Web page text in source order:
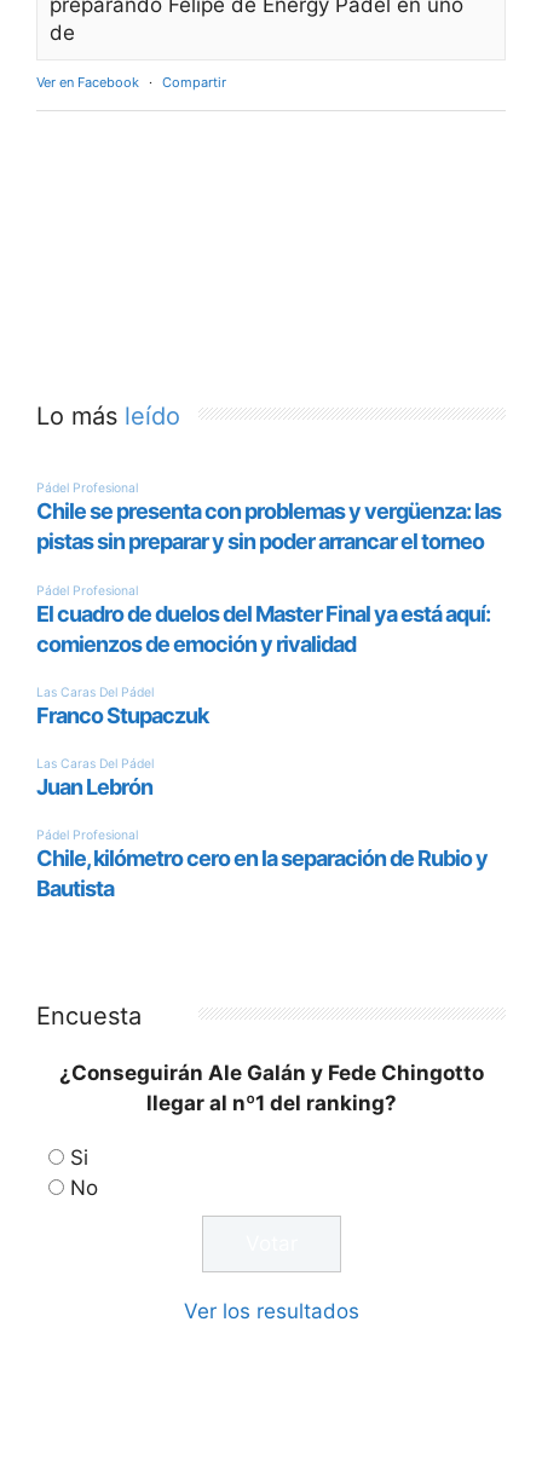
preparando Felipe de Energy Padel en uno
de
Ver en Facebook · Compartir
Lo más leído
Encuesta
¿Conseguirán Ale Galán y Fede Chingotto
llegar al nº1 del ranking?
Si
No
Ver los resultados